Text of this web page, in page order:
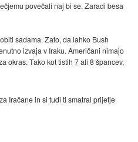
povečali naj bi se. Zaradi besa
sadama. Zato, da lahko Bush
izvaja v Iraku. Američani nimajo
okras. Tako kot tistih 7 ali 8 špancev,
Iračane in si tudi ti smatral prijetje